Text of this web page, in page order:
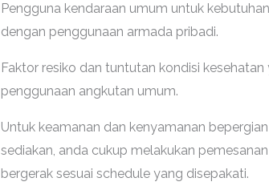
Pengguna kendaraan umum untuk
dengan penggunaan armada pribadi.
Faktor resiko dan tuntutan kondisi
penggunaan angkutan umum.
Untuk keamanan dan kenyamanan
sediakan, anda cukup melakukan
bergerak sesuai schedule yang disepakati.